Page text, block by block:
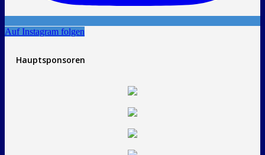
Auf Instagram folgen
Hauptsponsoren